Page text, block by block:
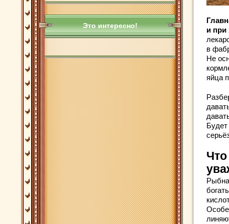
Это интересно!
и при
в
Не
яйца
Будет